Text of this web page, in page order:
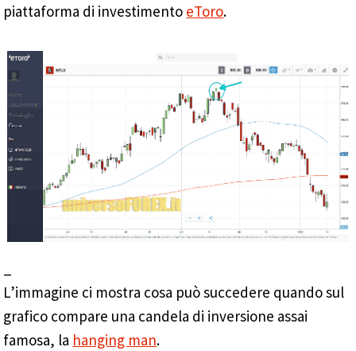
piattaforma di investimento eToro.
L’immagine ci mostra cosa può succedere quando sul
grafico compare una candela di inversione assai
famosa, la hanging man.